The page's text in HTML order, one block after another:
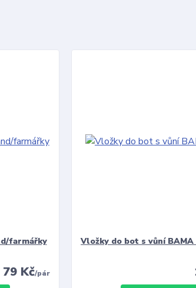
farmářky
79 Kč/pár
Vložky do bot s vůní BAMA